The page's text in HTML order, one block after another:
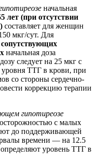
начальная
лет (при отсутствии
составляет для женщин
мкг/сут. Для
начальная доза
следует на 25 мкг с
ТТГ в крови, при
со стороны сердечно-
коррекцию терапии
гипотиреозе
с малых
до поддерживающей
времени — на 12.5
уровень ТТГ в